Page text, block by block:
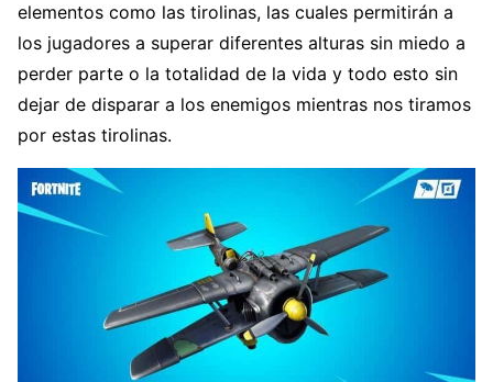
elementos como las tirolinas, las cuales permitirán a
los jugadores a superar diferentes alturas sin miedo a
perder parte o la totalidad de la vida y todo esto sin
dejar de disparar a los enemigos mientras nos tiramos
por estas tirolinas.